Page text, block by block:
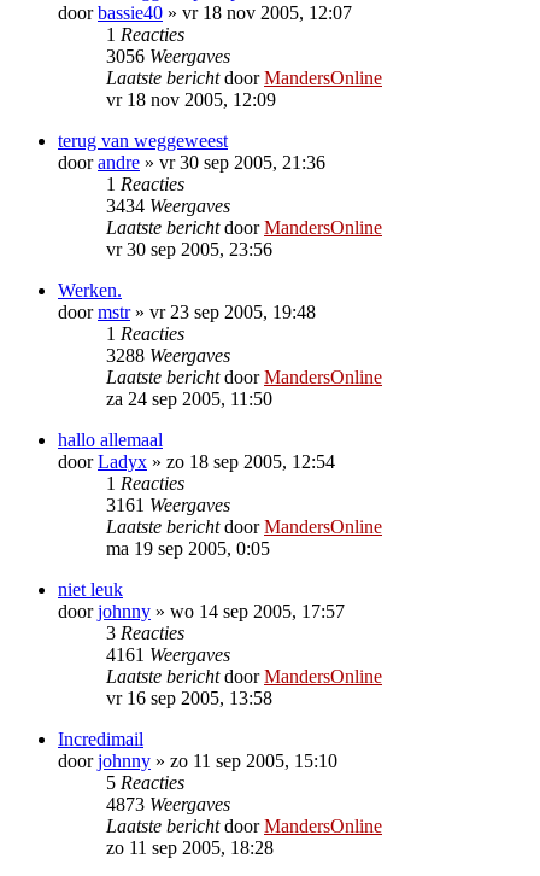
doorbassie40 » vr 18 nov 2005, 12:07
1 Reacties
3056 Weergaves
Laatste berichtdoorMandersOnline
vr 18 nov 2005, 12:09
terug van weggeweest
doorandre » vr 30 sep 2005, 21:36
1 Reacties
3434 Weergaves
Laatste berichtdoorMandersOnline
vr 30 sep 2005, 23:56
Werken.
doormstr» vr 23 sep 2005, 19:48
1 Reacties
3288 Weergaves
Laatste berichtdoorMandersOnline
za 24 sep 2005, 11:50
hallo allemaal
doorLadyx » zo 18 sep 2005, 12:54
1 Reacties
3161 Weergaves
Laatste berichtdoorMandersOnline
ma 19 sep 2005, 0:05
niet leuk
doorjohnny » wo 14 sep 2005, 17:57
3 Reacties
4161 Weergaves
Laatste berichtdoorMandersOnline
vr 16 sep 2005, 13:58
Incredimail
doorjohnny » zo 11 sep 2005, 15:10
5 Reacties
4873 Weergaves
Laatste berichtdoorMandersOnline
zo 11 sep 2005, 18:28